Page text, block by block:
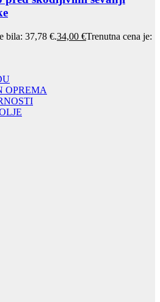
bila: 37,78 €.34,00 €Trenutna cena je:
OPREMA